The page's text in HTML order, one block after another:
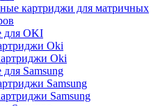
картриджи для матричных
для OKI
Oki
Oki
Samsung
Samsung
Samsung